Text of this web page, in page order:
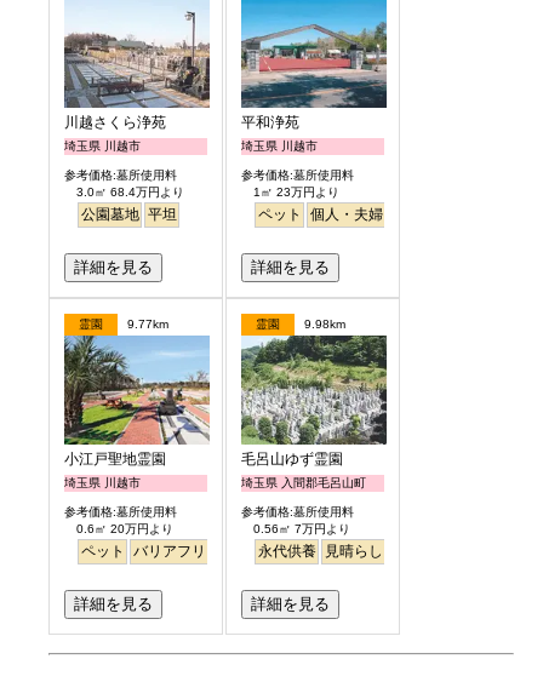
川越さくら浄苑
埼玉県 川越市
参考価格:墓所使用料
3.0㎡ 68.4万円より
公園墓地 平坦
詳細を見る
平和浄苑
埼玉県 川越市
参考価格:墓所使用料
1㎡ 23万円より
ペット 個人・夫婦
詳細を見る
霊園 9.77km
小江戸聖地霊園
埼玉県 川越市
参考価格:墓所使用料
0.6㎡ 20万円より
ペット バリアフリー
詳細を見る
霊園 9.98km
毛呂山ゆず霊園
埼玉県 入間郡毛呂山町
参考価格:墓所使用料
0.56㎡ 7万円より
永代供養 見晴らし・眺望
詳細を見る